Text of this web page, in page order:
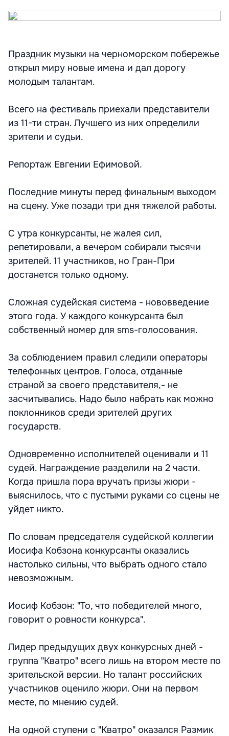
Праздник музыки на черноморском побережье
открыл миру новые имена и дал дорогу
молодым талантам.
Всего на фестиваль приехали представители
из 11-ти стран. Лучшего из них определили
зрители и судьи.
Репортаж Евгении Ефимовой.
Последние минуты перед финальным выходом
на сцену. Уже позади три дня тяжелой работы.
C утра конкурсанты, не жалея сил,
репетировали, а вечером собирали тысячи
зрителей. 11 участников, но Гран-При
достанется только одному.
Сложная судейская система - нововведение
этого года. У каждого конкурсанта был
собственный номер для sms-голосования.
За соблюдением правил следили операторы
телефонных центров. Голоса, отданные
страной за своего представителя,- не
засчитывались. Надо было набрать как можно
поклонников среди зрителей других
государств.
Одновременно исполнителей оценивали и 11
судей. Награждение разделили на 2 части.
Когда пришла пора вручать призы жюри -
выяснилось, что с пустыми руками со сцены не
уйдет никто.
По словам председателя судейской коллегии
Иосифа Кобзона конкурсанты оказались
настолько сильны, что выбрать одного стало
невозможным.
Иосиф Кобзон: "То, что победителей много,
говорит о ровности конкурса".
Лидер предыдущих двух конкурсных дней -
группа "Кватро" всего лишь на втором месте по
зрительской версии. Но талант российских
участников оценило жюри. Они на первом
месте, по мнению судей.
На одной ступени с "Кватро" оказался Размик